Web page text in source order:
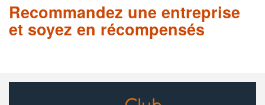
Recommandez une entreprise
et soyez en récompensés